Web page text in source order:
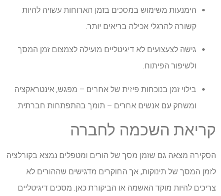
הימנעות משימוש במסכים בזמן הארוחות עשויה להיות
קשורה להרגלי אכילה בריאים יותר.
גישה לצעצועים לא דיגיטליים מועילה לצמצום זמן המסך
ולשיפור הפיתוח.
בילוי זמן בנוכחות פיזית של אחרים – מפגש, אינטראקציה
ומשחק עם אנשים אחרים – תומך בהתפתחות חברתית.
קריאת השכמה לחברה
הסקירה מצאה גם שזמן מסך של הורים ומטפלים נמצא בקורלציה
לזמן המסך של תינוקות, אך החוקרים מדגישים שההורים לא
צריכים להיות מוקד האשמה או הביקורת כאן. מסכים דיגיטליים